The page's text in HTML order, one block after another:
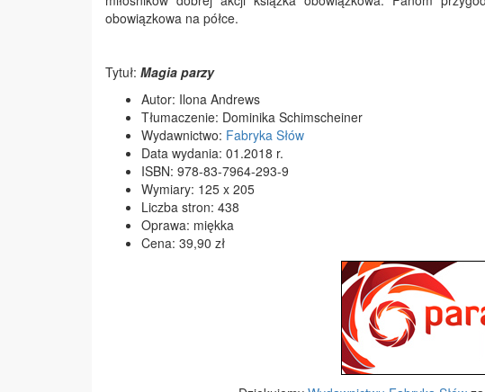
obowiązkowa na półce.
Tytuł: Magia parzy
Autor: Ilona Andrews
Tłumaczenie: Dominika Schimscheiner
Wydawnictwo: Fabryka Słów
Data wydania: 01.2018 r.
ISBN: 978-83-7964-293-9
Wymiary: 125 x 205
Liczba stron: 438
Oprawa: miękka
Cena: 39,90 zł